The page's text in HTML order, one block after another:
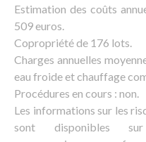
Estimation des coûts
509 euros.
Copropriété de 176 lots.
Charges annuelles
eau froide et chauffage
Procédures en cours : non.
Les informations sur les
sont disponibles